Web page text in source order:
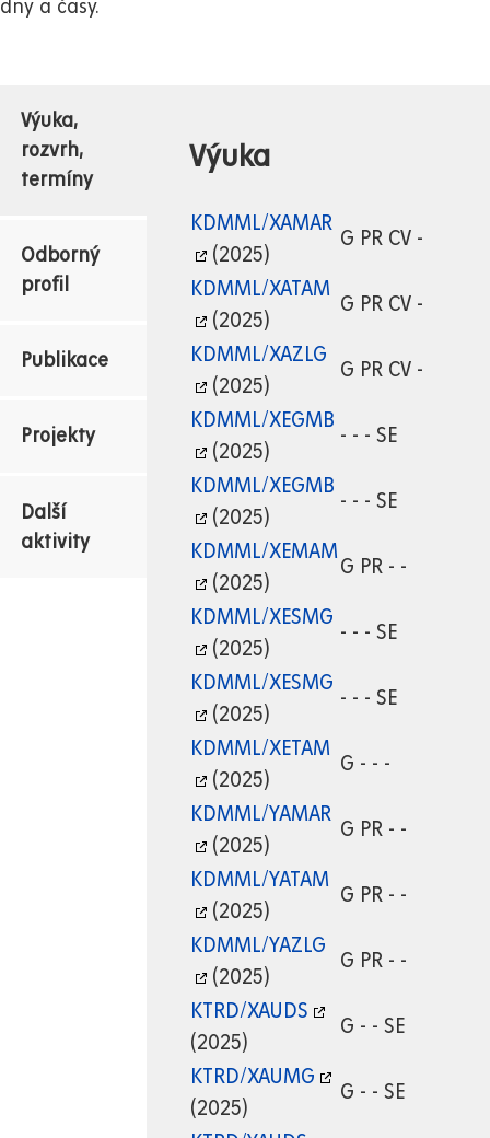
dny a časy.
Výuka,
rozvrh,
termíny
Odborný
profil
Publikace
Projekty
Další
aktivity
Výuka
KDMML/XAMAR
(2025)
G PR CV -
KDMML/XATAM
(2025)
G PR CV -
KDMML/XAZLG
(2025)
G PR CV -
KDMML/XEGMB
(2025)
- - - SE
KDMML/XEGMB
(2025)
- - - SE
KDMML/XEMAM
(2025)
G PR - -
KDMML/XESMG
(2025)
- - - SE
KDMML/XESMG
(2025)
- - - SE
KDMML/XETAM
(2025)
G - - -
KDMML/YAMAR
(2025)
G PR - -
KDMML/YATAM
(2025)
G PR - -
KDMML/YAZLG
(2025)
G PR - -
KTRD/XAUDS
(2025)
G - - SE
KTRD/XAUMG
(2025)
G - - SE